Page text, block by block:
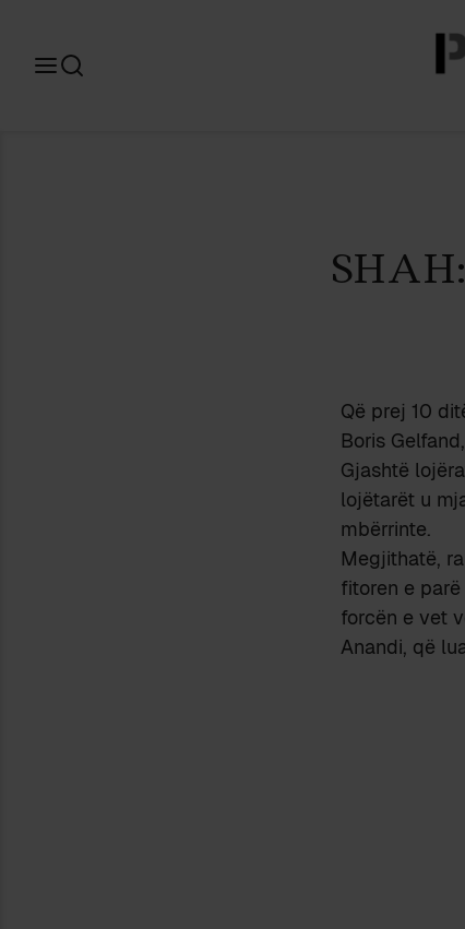
Që prej 10
Boris Gelfand,
Gjashtë
lojëtarët u
mbërrinte.
Megjithatë,
fitoren e
forcën e vet
Anandi, që